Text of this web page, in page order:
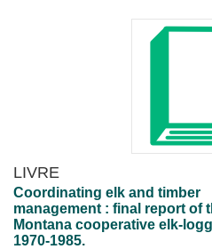
LIVRE
Coordinating elk and timber
management : final report of
Montana cooperative elk-
1970-1985.